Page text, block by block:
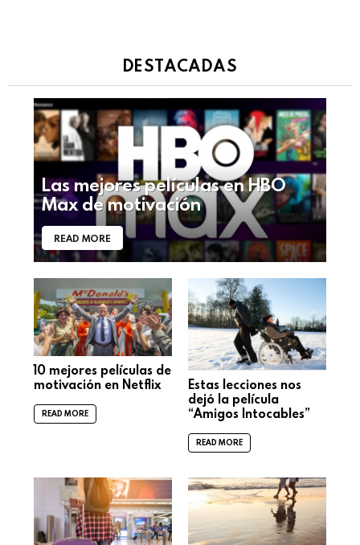
DESTACADAS
Las mejores películas en HBO
Max de motivación
READ MORE
10 mejores películas de
motivación en Netflix
READ MORE
Estas lecciones nos
dejó la película
“Amigos Intocables”
READ MORE